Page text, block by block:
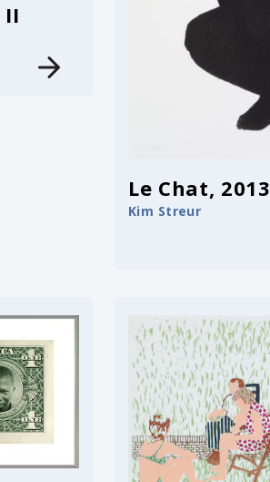
Le Chat, 2013
Kim Streur